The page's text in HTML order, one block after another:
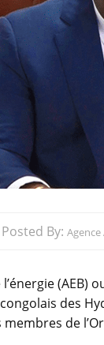
Posted By:
(AEB)
des
de